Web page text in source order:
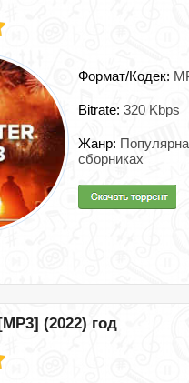
Формат/Кодек:
Bitrate: 320 Kbps
Жанр:
сборниках
(2022) год